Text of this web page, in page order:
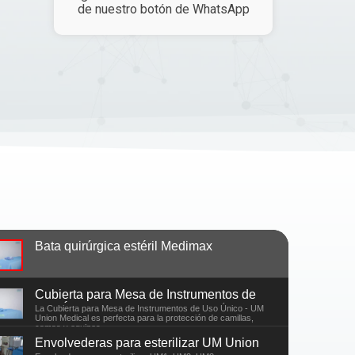
de nuestro botón de WhatsApp
Bata quirúrgica estéril Medimax
Cubierta para Mesa de Instrumentos de
Uso Único
La Cubierta para Mesa de Instrumentos de Uso Único - UM
Union Medical es perfecta para la protección de camillas,
camas y equipos
Envolvederas para esterilizar UM Union